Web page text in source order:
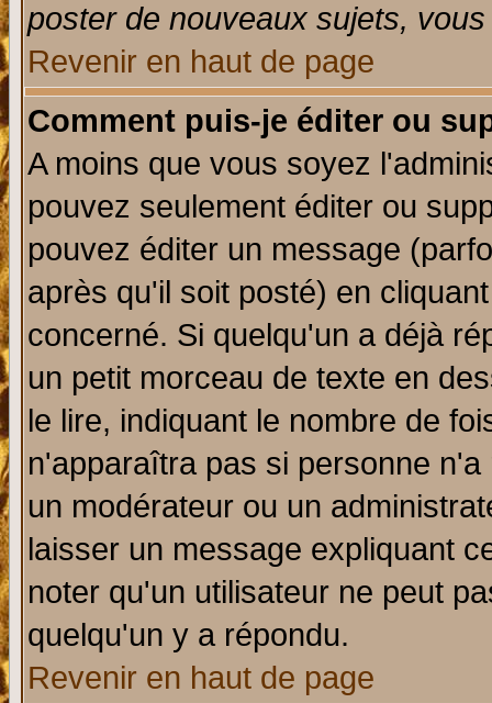
poster de nouveaux sujets,
Revenir en haut de page
Comment puis-je éditer ou
A moins que vous soyez
pouvez seulement éditer ou
pouvez éditer un message
après qu'il soit posté) en
concerné. Si quelqu'un a déjà
un petit morceau de texte en
le lire, indiquant le nombre de
n'apparaîtra pas si personne
un modérateur ou un
laisser un message expliquant
noter qu'un utilisateur ne peut
quelqu'un y a répondu.
Revenir en haut de page